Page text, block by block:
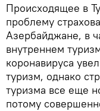
Происходящее в
проблему
Азербайджане, в
внутреннем
коронавируса
туризм, однако
туризма все еще
потому